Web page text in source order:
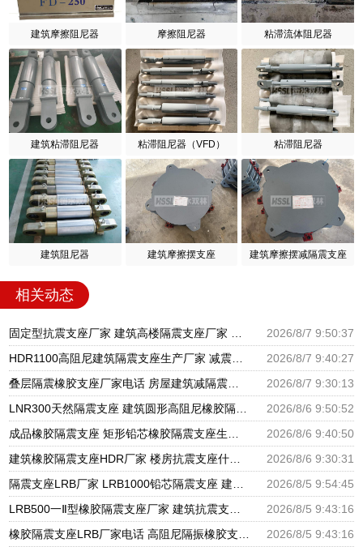
建筑摩擦阻尼器 摩擦阻尼器 粘滞流体阻尼器
建筑粘滞阻尼器 粘滞阻尼器（VFD） 粘滞阻尼器
建筑阻尼器 建筑摩擦摆支座 建筑摩擦摆减隔震支座
相关动态
2026/8/7 9:50:37
2026/8/7 9:40:27
2026/8/7 9:30:13
2026/8/6 9:50:52
2026/8/6 9:40:50
2026/8/6 9:30:31
2026/8/5 9:54:45
2026/8/5 9:43:16
2026/8/5 9:43:16